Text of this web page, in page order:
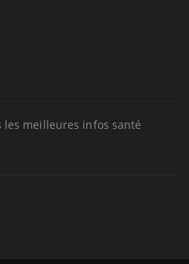
les meilleures infos santé